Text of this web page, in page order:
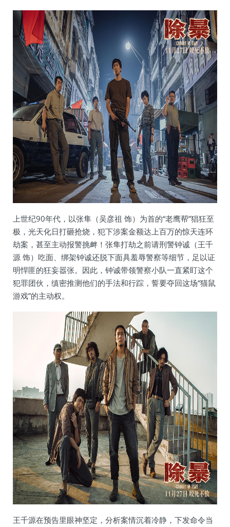
上世纪90年代，以张隼（吴彦祖 饰）为首的“老鹰帮”猖狂至
极，光天化日打砸抢烧，犯下涉案金额达上百万的惊天连环
劫案，甚至主动报警挑衅！张隼打劫之前请刑警钟诚（王千
源 饰）吃面、绑架钟诚还脱下面具羞辱警察等细节，足以证
明悍匪的狂妄嚣张。因此，钟诚带领警察小队一直紧盯这个
犯罪团伙，缜密推测他们的手法和行踪，誓要夺回这场“猫鼠
游戏”的主动权。
王千源在预告里眼神坚定，分析案情沉着冷静，下发命令当